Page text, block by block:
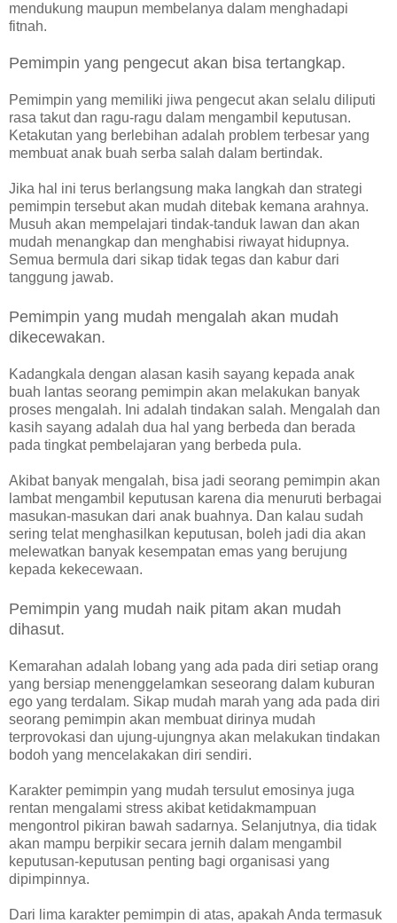
mendukung maupun membelanya dalam menghadapi
fitnah.
Pemimpin yang pengecut akan bisa tertangkap.
Pemimpin yang memiliki jiwa pengecut akan selalu diliputi
rasa takut dan ragu-ragu dalam mengambil keputusan.
Ketakutan yang berlebihan adalah problem terbesar yang
membuat anak buah serba salah dalam bertindak.
Jika hal ini terus berlangsung maka langkah dan strategi
pemimpin tersebut akan mudah ditebak kemana arahnya.
Musuh akan mempelajari tindak-tanduk lawan dan akan
mudah menangkap dan menghabisi riwayat hidupnya.
Semua bermula dari sikap tidak tegas dan kabur dari
tanggung jawab.
Pemimpin yang mudah mengalah akan mudah
dikecewakan.
Kadangkala dengan alasan kasih sayang kepada anak
buah lantas seorang pemimpin akan melakukan banyak
proses mengalah. Ini adalah tindakan salah. Mengalah dan
kasih sayang adalah dua hal yang berbeda dan berada
pada tingkat pembelajaran yang berbeda pula.
Akibat banyak mengalah, bisa jadi seorang pemimpin akan
lambat mengambil keputusan karena dia menuruti berbagai
masukan-masukan dari anak buahnya. Dan kalau sudah
sering telat menghasilkan keputusan, boleh jadi dia akan
melewatkan banyak kesempatan emas yang berujung
kepada kekecewaan.
Pemimpin yang mudah naik pitam akan mudah
dihasut.
Kemarahan adalah lobang yang ada pada diri setiap orang
yang bersiap menenggelamkan seseorang dalam kuburan
ego yang terdalam. Sikap mudah marah yang ada pada diri
seorang pemimpin akan membuat dirinya mudah
terprovokasi dan ujung-ujungnya akan melakukan tindakan
bodoh yang mencelakakan diri sendiri.
Karakter pemimpin yang mudah tersulut emosinya juga
rentan mengalami stress akibat ketidakmampuan
mengontrol pikiran bawah sadarnya. Selanjutnya, dia tidak
akan mampu berpikir secara jernih dalam mengambil
keputusan-keputusan penting bagi organisasi yang
dipimpinnya.
Dari lima karakter pemimpin di atas, apakah Anda termasuk